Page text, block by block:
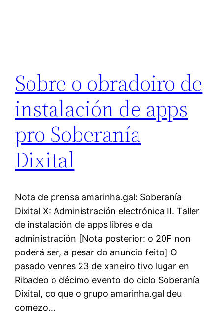
Sobre o obradoiro de
instalación de apps
pro Soberanía
Dixital
Nota de prensa amarinha.gal: Soberanía
Dixital X: Administración electrónica II. Taller
de instalación de apps libres e da
administración [Nota posterior: o 20F non
poderá ser, a pesar do anuncio feito] O
pasado venres 23 de xaneiro tivo lugar en
Ribadeo o décimo evento do ciclo Soberanía
Dixital, co que o grupo amarinha.gal deu
comezo…